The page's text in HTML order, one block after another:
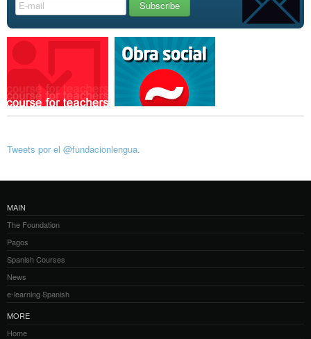
Tweets por el @fundacionlengua.
MAIN
The Foundation
Pagos
Spanish Courses
News
e-learning Spanish
MORE
Home